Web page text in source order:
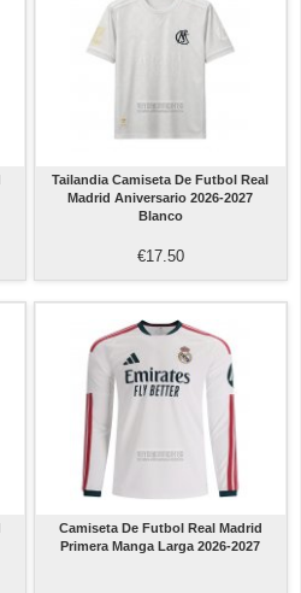
Tailandia Camiseta De Futbol Real
Madrid Aniversario 2026-2027
Blanco
€17.50
Camiseta De Futbol Real Madrid
Primera Manga Larga 2026-2027